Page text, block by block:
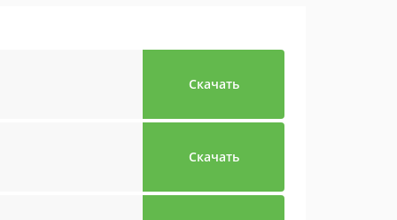
Скачать
Скачать